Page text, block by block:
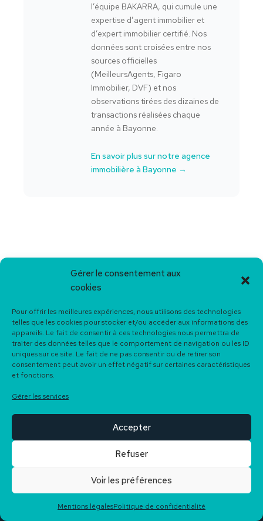
Gérer le consentement aux
cookies
Pour offrir les meilleures expériences, nous utilisons des technologies
telles que les cookies pour stocker et/ou accéder aux informations des
appareils. Le fait de consentir à ces technologies nous permettra de
traiter des données telles que le comportement de navigation ou les ID
uniques sur ce site. Le fait de ne pas consentir ou de retirer son
consentement peut avoir un effet négatif sur certaines caractéristiques
et fonctions.
Gérer les services
Accepter
Refuser
Voir les préférences
Mentions légalesPolitique de confidentialité
l’équipe BAKARRA, qui cumule une
expertise d’agent immobilier et
d’expert immobilier certifié. Nos
données sont croisées entre nos
sources officielles
(MeilleursAgents, Figaro
Immobilier, DVF) et nos
observations tirées des dizaines de
transactions réalisées chaque
année à Bayonne.
En savoir plus sur notre agence
immobilière à Bayonne →
NAVIGATION
Agence immobilière à Anglet
Agence immobilière à Biarritz
Agence immobilière à Bayonne
AUTRES LIENS
Recrutement
Barème des honoraires
Politique de confidentialité